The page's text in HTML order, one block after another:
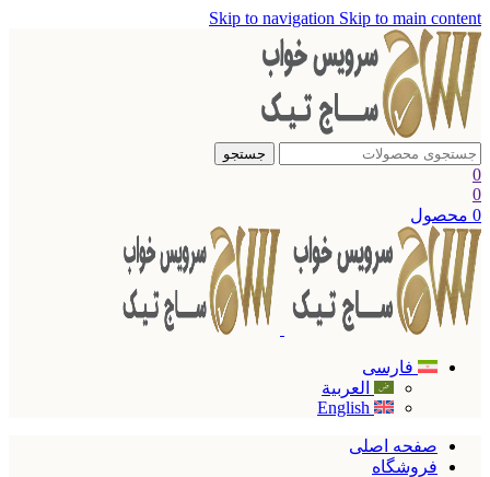
Skip to navigation Skip to main content
جستجو
0
0
0 محصول
فارسی
العربية
English
صفحه اصلی
فروشگاه